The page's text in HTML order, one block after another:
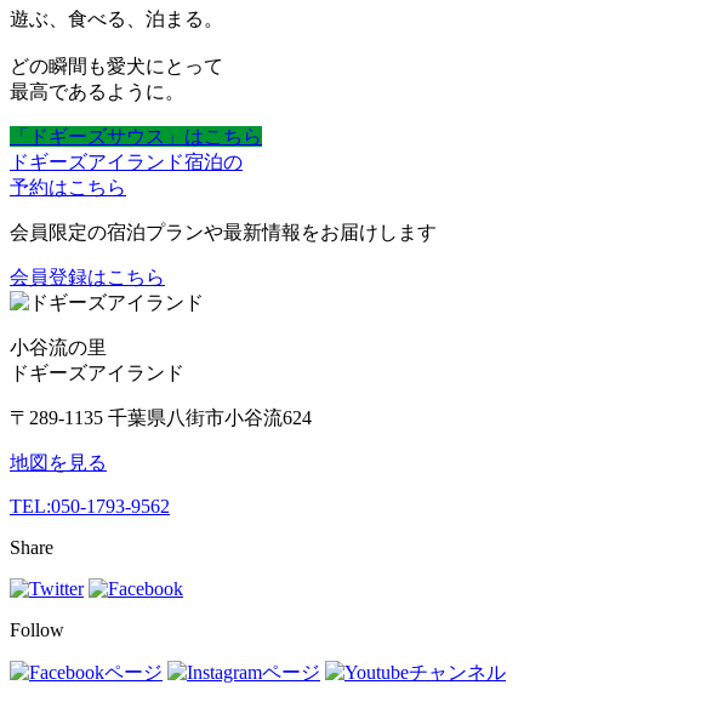
遊ぶ、食べる、泊まる。
どの瞬間も愛犬にとって
最高であるように。
「ドギーズサウス」はこちら
ドギーズアイランド宿泊の
予約はこちら
会員限定の宿泊プランや最新情報をお届けします
会員登録はこちら
小谷流の里
ドギーズアイランド
〒289-1135 千葉県八街市小谷流624
地図を見る
TEL:050-1793-9562
Share
Follow